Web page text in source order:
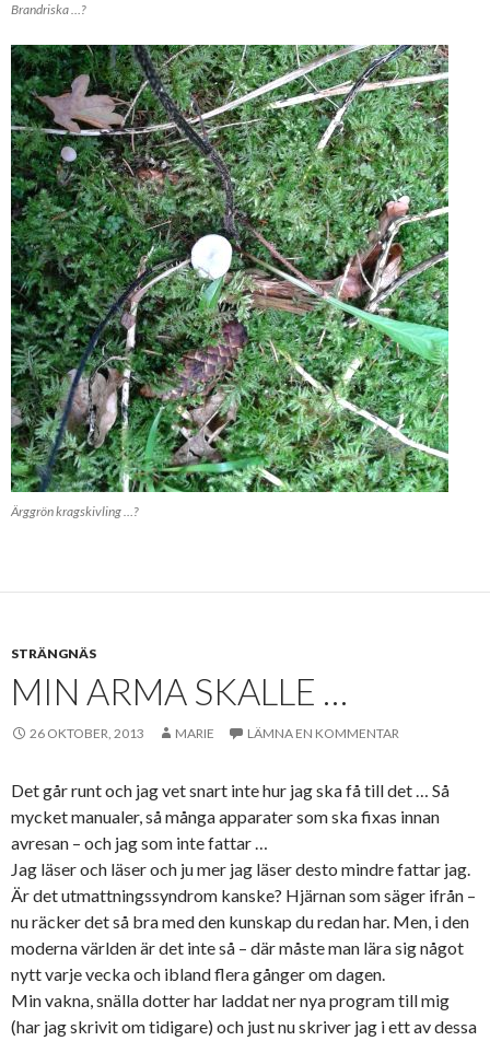
Brandriska …?
Ärggrön kragskivling …?
STRÄNGNÄS
MIN ARMA SKALLE …
26 OKTOBER, 2013 MARIE LÄMNA EN KOMMENTAR
Det går runt och jag vet snart inte hur jag ska få till det … Så
mycket manualer, så många apparater som ska fixas innan
avresan – och jag som inte fattar …
Jag läser och läser och ju mer jag läser desto mindre fattar jag.
Är det utmattningssyndrom kanske? Hjärnan som säger ifrån –
nu räcker det så bra med den kunskap du redan har. Men, i den
moderna världen är det inte så – där måste man lära sig något
nytt varje vecka och ibland flera gånger om dagen.
Min vakna, snälla dotter har laddat ner nya program till mig
(har jag skrivit om tidigare) och just nu skriver jag i ett av dessa